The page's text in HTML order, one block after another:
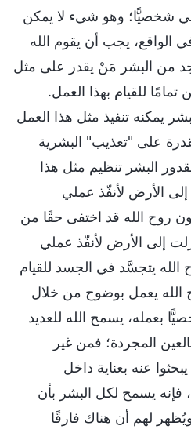
شخصيًّا؛ وهو شيء لا يمكن
الواقع، يجب أن يقوم الله
من البشر مَنْ يقدر على مثل
للقيام بهذا العمل.
يمكنه تنفيذ مثل هذا العمل
على "تعذيب" البشرية
البشر تنظيم مثل هذا
الأرض لأنفّذ عملي
روح الله قد اختفى حقًا من
إلى الأرض لأنفّذ عملي
يتجسَّد في الجسد للقيام
الله يعمل بوضوح من خلال
بعمله، يسمح الله للعديد
المجردة؛ فمن غير
عنه بعناية داخل
فإنه يسمح لكل البشر بأن
لهم أن هناك فارقًا